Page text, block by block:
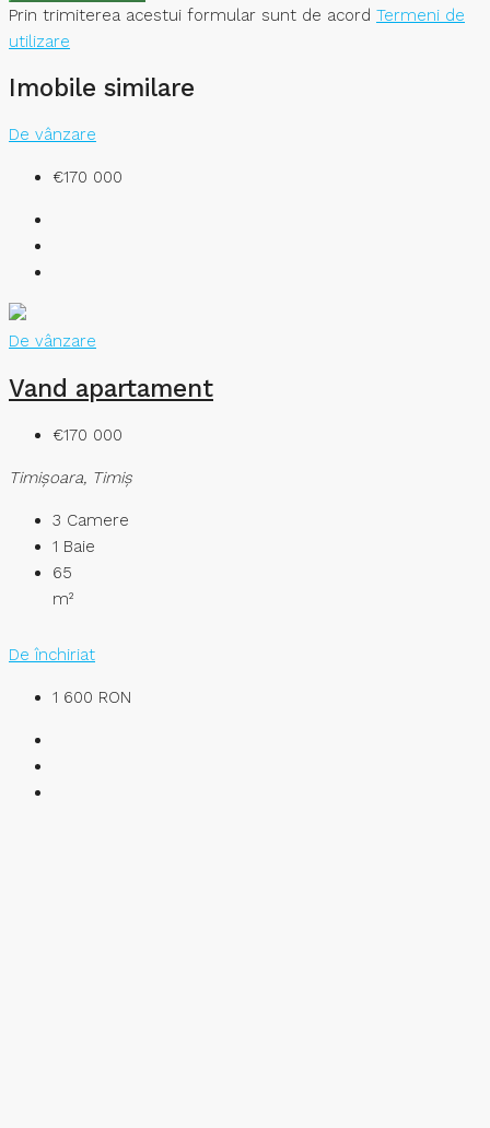
Prin trimiterea acestui formular sunt de acord Termeni de
utilizare
Imobile similare
De vânzare
€170 000
De vânzare
Vand apartament
€170 000
Timişoara, Timiș
3 Camere
1 Baie
65
m²
De închiriat
1 600 RON